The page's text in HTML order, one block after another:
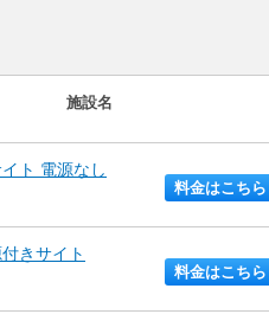
施設名
ト 電源なし
料金はこちら
きサイト
料金はこちら